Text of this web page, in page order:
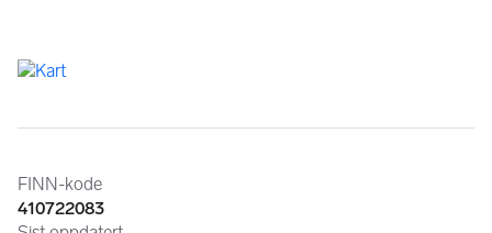
Annonseinformasjon
FINN-kode
410722083